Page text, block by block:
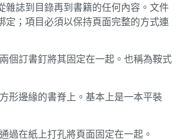
雜誌到目錄再到書籍的任何內容。文件
定；項目必須以保持頁面完整的方式連
個訂書釘將其固定在一起。也稱為鞍式
形邊緣的書脊上。基本上是一本平裝
過在紙上打孔將頁面固定在一起。